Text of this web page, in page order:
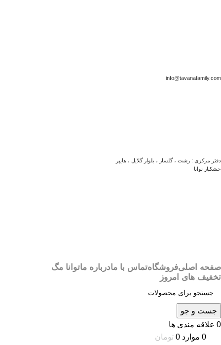
info@tavanafamily.com
دفتر مرکزی : رشت ، گلسار ، بلوار گلایل ، هایپر
خشکبار توانا
صفحه اصلیفروشگاهتماس با مادرباره ماتوانا مگ
تخفیف های امروز
جست و جو
0 علاقه مندی ها
0 موارد 0 تومان